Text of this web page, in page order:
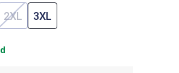
2XL(Deze optie is momenteel niet
3XL